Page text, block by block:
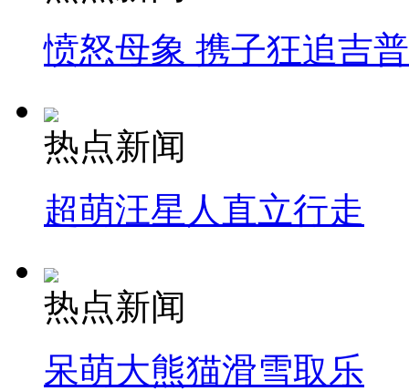
愤怒母象 携子狂追吉
热点新闻
超萌汪星人直立行走
热点新闻
呆萌大熊猫滑雪取乐